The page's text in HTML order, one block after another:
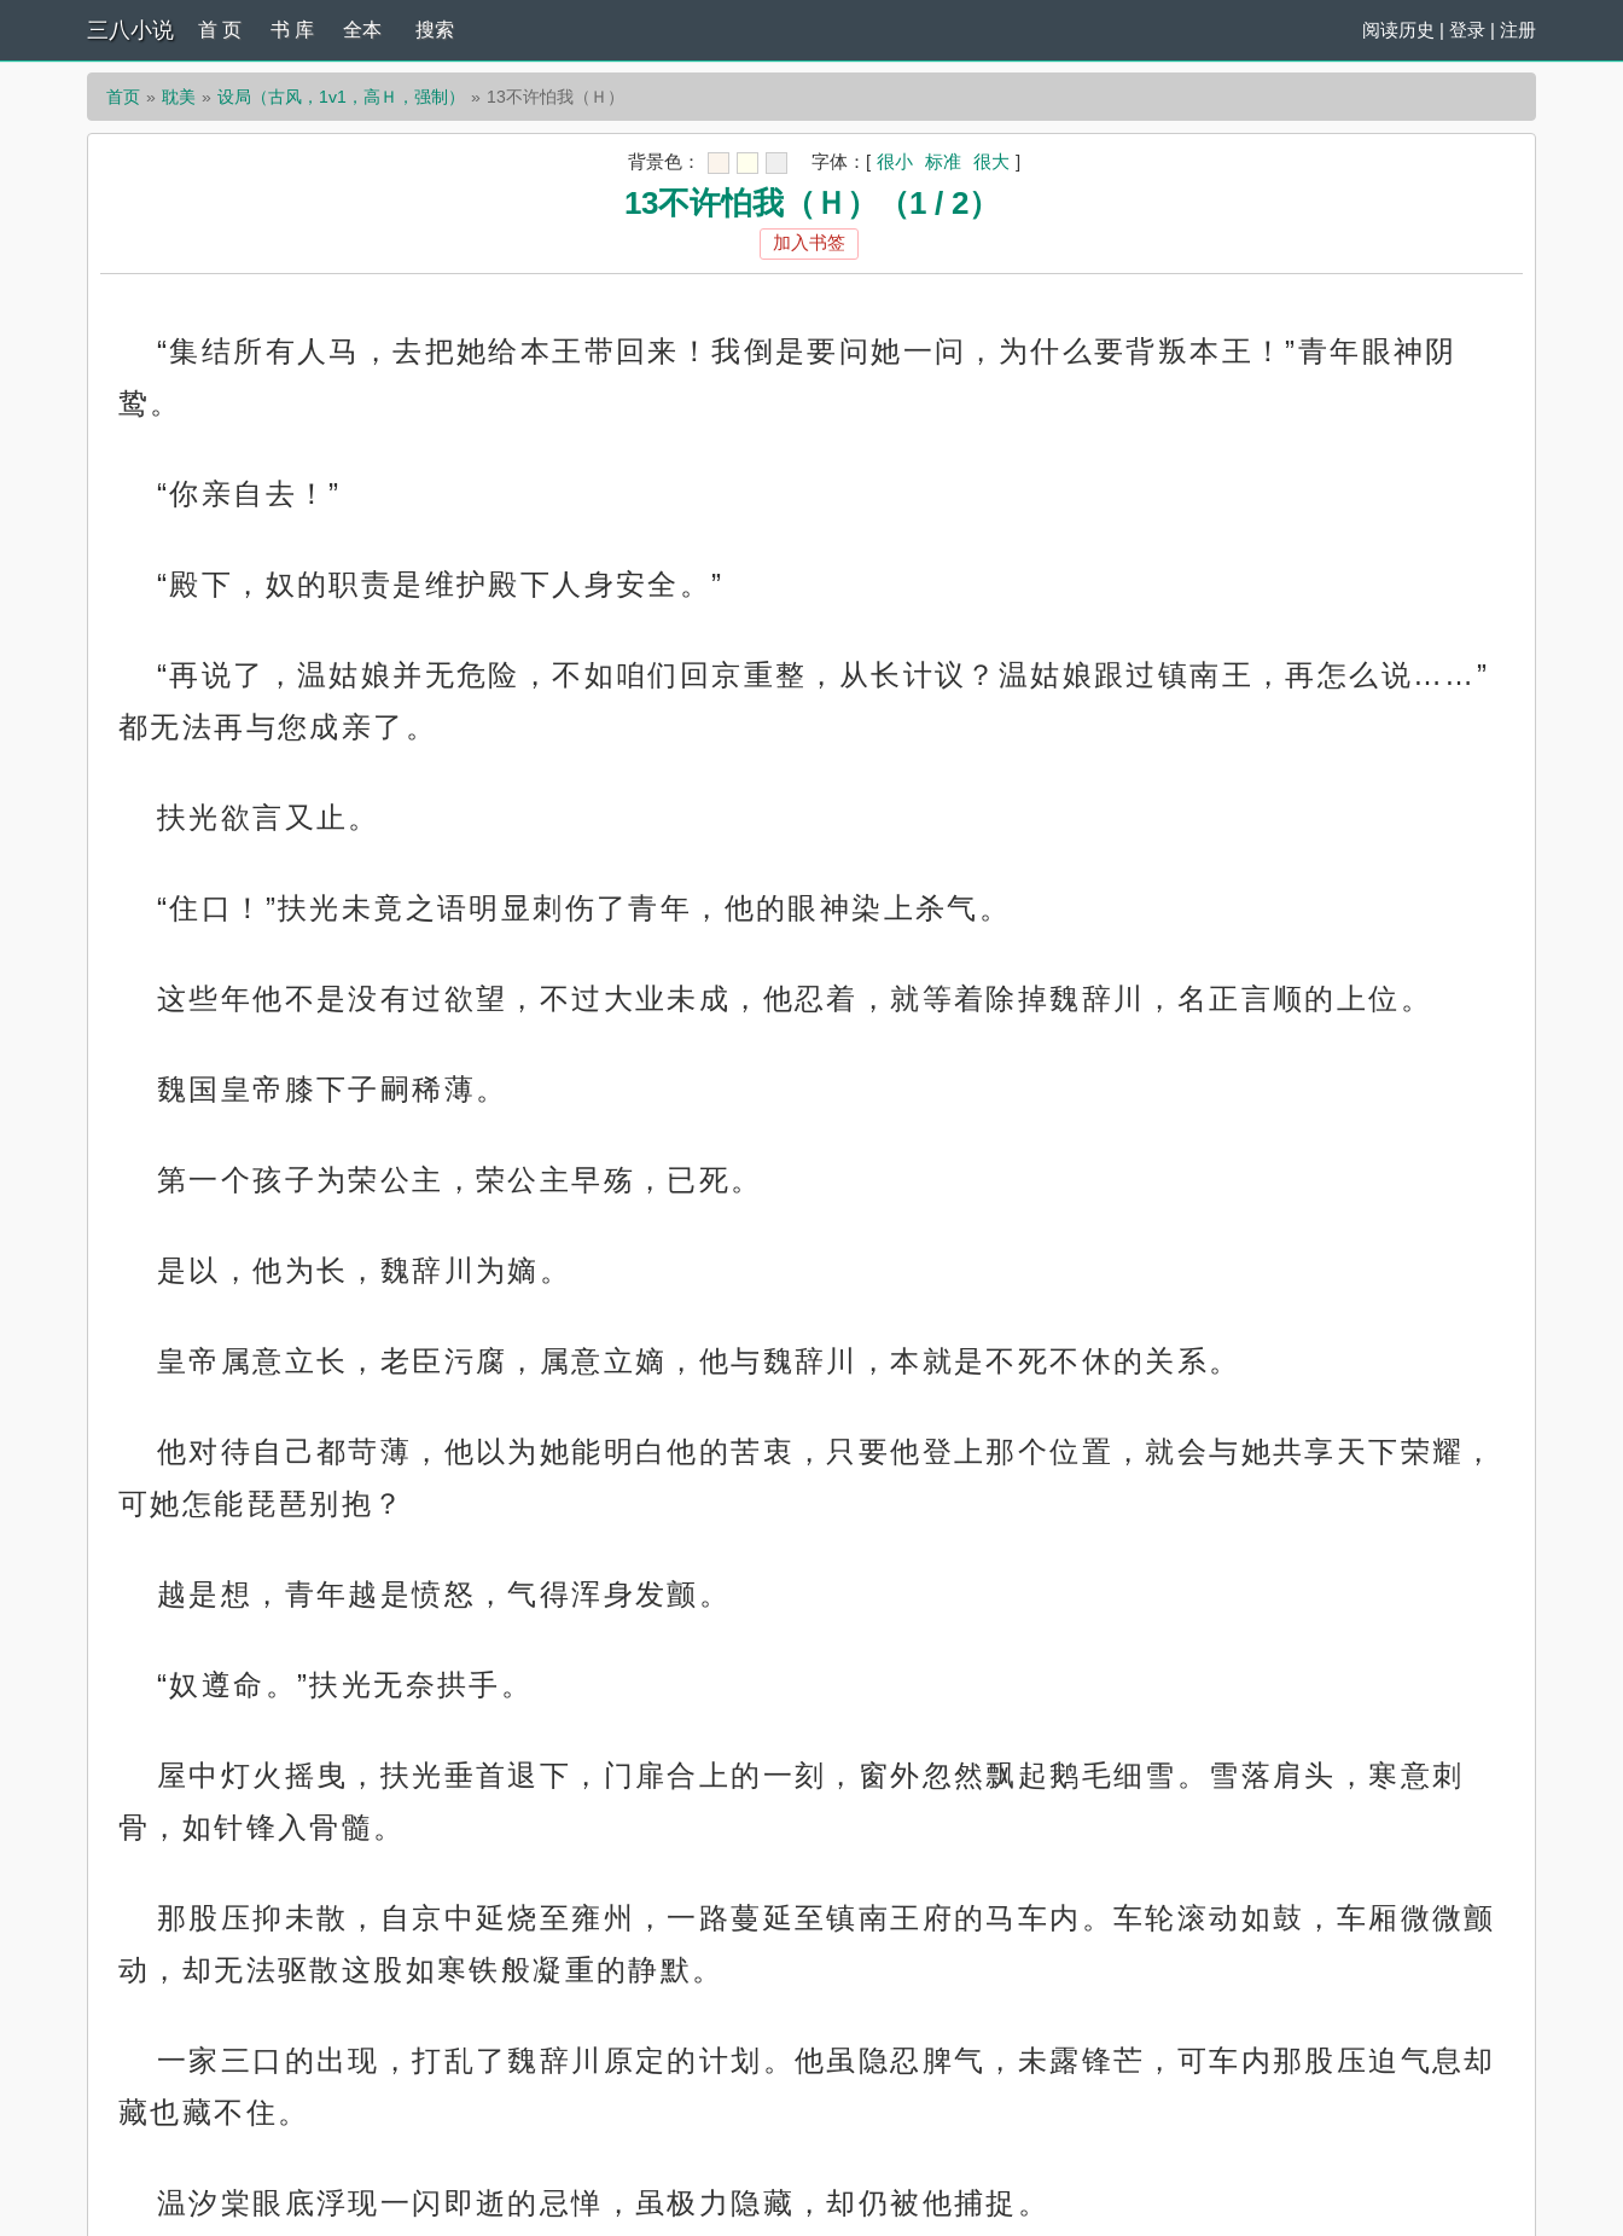
三八小说 阅读历史 | 登录 | 注册
首 页 书 库 全本 搜索
首页 耽美 设局（古风，1v1，高Ｈ，强制） 13不许怕我（Ｈ）
背景色： 字体： [ 很小 标准 很大 ]
13不许怕我（Ｈ）（1 / 2）
加入书签
“集结所有人马，去把她给本王带回来！我倒是要问她一问，为什么要背叛本王！”青年眼神阴
鸷。
“你亲自去！”
“殿下，奴的职责是维护殿下人身安全。”
“再说了，温姑娘并无危险，不如咱们回京重整，从长计议？温姑娘跟过镇南王，再怎么说……”
都无法再与您成亲了。
扶光欲言又止。
“住口！”扶光未竟之语明显刺伤了青年，他的眼神染上杀气。
这些年他不是没有过欲望，不过大业未成，他忍着，就等着除掉魏辞川，名正言顺的上位。
魏国皇帝膝下子嗣稀薄。
第一个孩子为荣公主，荣公主早殇，已死。
是以，他为长，魏辞川为嫡。
皇帝属意立长，老臣污腐，属意立嫡，他与魏辞川，本就是不死不休的关系。
他对待自己都苛薄，他以为她能明白他的苦衷，只要他登上那个位置，就会与她共享天下荣耀，
可她怎能琵琶别抱？
越是想，青年越是愤怒，气得浑身发颤。
“奴遵命。”扶光无奈拱手。
屋中灯火摇曳，扶光垂首退下，门扉合上的一刻，窗外忽然飘起鹅毛细雪。雪落肩头，寒意刺
骨，如针锋入骨髓。
那股压抑未散，自京中延烧至雍州，一路蔓延至镇南王府的马车内。车轮滚动如鼓，车厢微微颤
动，却无法驱散这股如寒铁般凝重的静默。
一家三口的出现，打乱了魏辞川原定的计划。他虽隐忍脾气，未露锋芒，可车内那股压迫气息却
藏也藏不住。
温汐棠眼底浮现一闪即逝的忌惮，虽极力隐藏，却仍被他捕捉。